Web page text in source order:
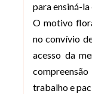
para ensiná-la
O motivo
no convívio
acesso da
trabalho e